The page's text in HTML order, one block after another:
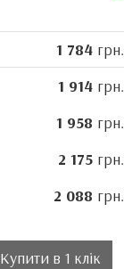
1 784 грн.
1 914 грн.
1 958 грн.
2 175 грн.
2 088 грн.
Купити в 1 клік